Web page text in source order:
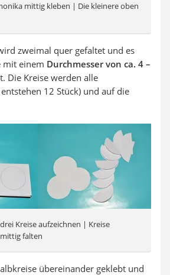
mittig kleben | Die kleinere oben
zweimal quer gefaltet und es
mit einem Durchmesser von ca. 4 –
Die Kreise werden alle
12 Stück) und auf die
Kreise aufzeichnen | Kreise
falten
übereinander geklebt und